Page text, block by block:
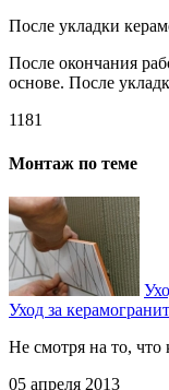
После укладки
После окончания
основе. После
1181
Монтаж по теме
Уход за
Не смотря на то, что
05 апреля 2013